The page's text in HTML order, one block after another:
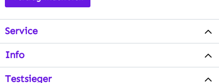
Service
Info
Testsieger